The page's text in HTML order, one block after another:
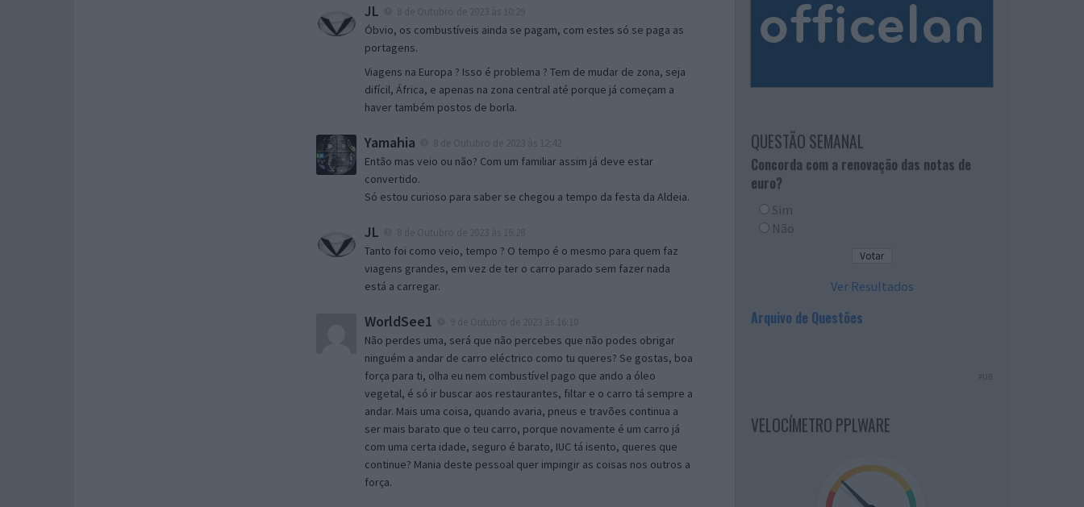
JL
Óbvio, os combustíveis ainda se pagam, com estes só se paga as
portagens.
Viagens na Europa ? Isso é problema ? Tem de mudar de zona, seja
difícil, África, e apenas na zona central até porque já começam a
haver também postos de borla.
Yamahia
Então mas veio ou não? Com um familiar assim já deve estar
convertido.
Só estou curioso para saber se chegou a tempo da festa da Aldeia.
JL
Tanto foi como veio, tempo ? O tempo é o mesmo para quem faz
viagens grandes, em vez de ter o carro parado sem fazer nada
está a carregar.
WorldSee1
Não perdes uma, será que não percebes que não podes obrigar
ninguém a andar de carro eléctrico como tu queres? Se gostas, boa
força para ti, olha eu nem combustível pago que ando a óleo
vegetal, é só ir buscar aos restaurantes, filtar e o carro tá sempre a
andar. Mais uma coisa, quando avaria, pneus e travões continua a
ser mais barato que o teu carro, porque novamente é um carro já
com uma certa idade, seguro é barato, IUC tá isento, queres que
continue? Mania deste pessoal quer impingir as coisas nos outros a
força.
QUESTÃO SEMANAL
Concorda com a renovação das notas de
euro?
Sim
Não
Ver Resultados
Arquivo de Questões
PUB
VELOCÍMETRO PPLWARE